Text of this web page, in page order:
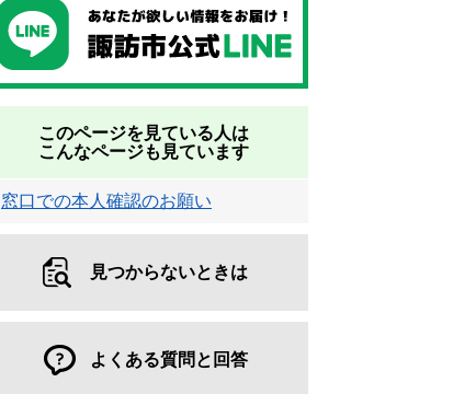
このページを見ている人は
こんなページも見ています
窓口での本人確認のお願い
見つからないときは
よくある質問と回答